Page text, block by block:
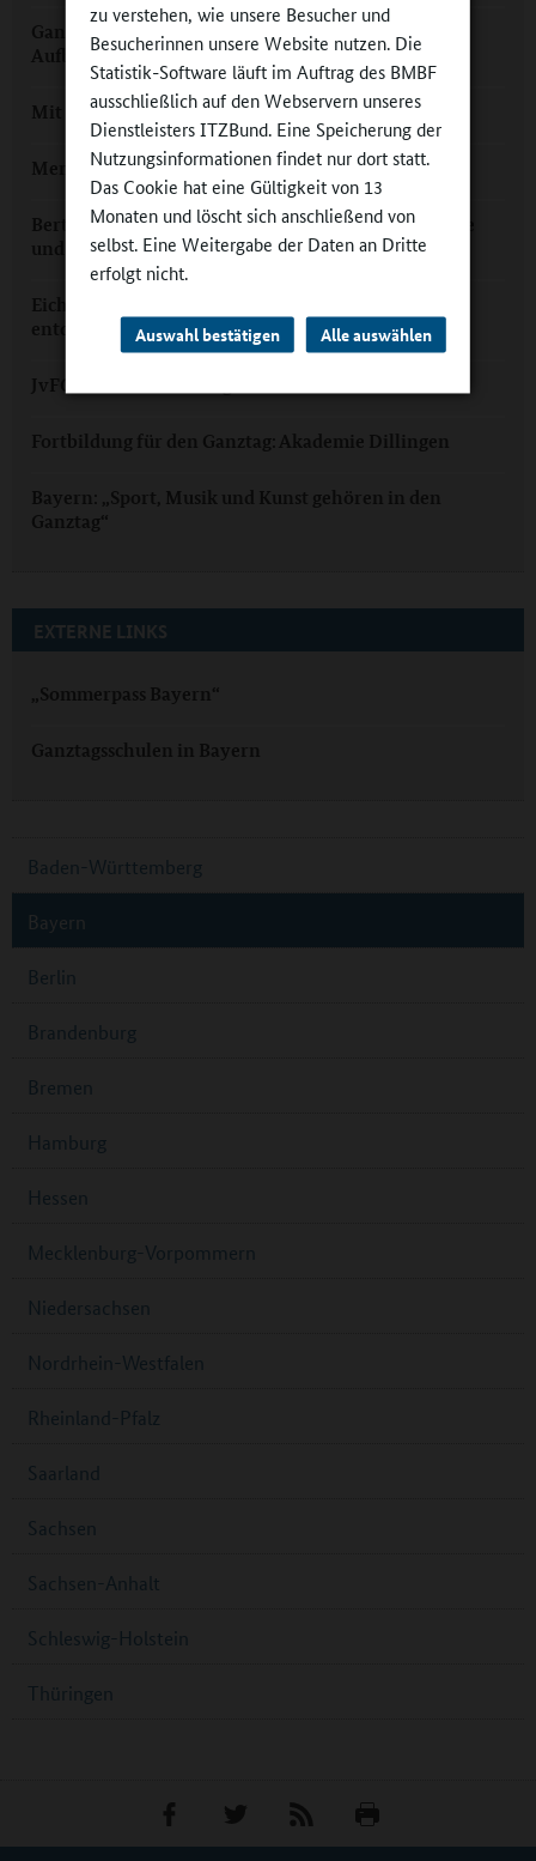
zu verstehen, wie unsere Besucher und
Besucherinnen unsere Website nutzen. Die
Statistik-Software läuft im Auftrag des BMBF
ausschließlich auf den Webservern unseres
Dienstleisters ITZBund. Eine Speicherung der
Nutzungsinformationen findet nur dort statt.
Das Cookie hat eine Gültigkeit von 13
Monaten und löscht sich anschließend von
selbst. Eine Weitergabe der Daten an Dritte
erfolgt nicht.
Auswahl bestätigen Alle auswählen
Ganztagsschulverband Bayern: Neue
Aufbruchstimmung
Mit Humor geht Schule den GANZenTAG leichter
Memmingen setzt auf die Offene Ganztagsschule
Bertolt-Brecht-Schule Nürnberg: Ganztag mit Breite
und Spitze
Eichendorffschule Erlangen: Ganztags Talente
entdecken
JvFG Cham: Im Ganztag zu den Sternen
Fortbildung für den Ganztag: Akademie Dillingen
Bayern: „Sport, Musik und Kunst gehören in den
Ganztag“
EXTERNE LINKS
„Sommerpass Bayern“
Ganztagsschulen in Bayern
Baden-Württemberg
Bayern
Berlin
Brandenburg
Bremen
Hamburg
Hessen
Mecklenburg-Vorpommern
Niedersachsen
Nordrhein-Westfalen
Rheinland-Pfalz
Saarland
Sachsen
Sachsen-Anhalt
Schleswig-Holstein
Thüringen